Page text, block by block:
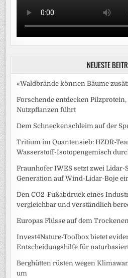
NEUESTE
«Waldbrände können Bäume
Forschende entdecken
Nutzpflanzen führt
Dem Schneckenschleim auf der
Tritium im Quantensieb: HZDR-
Wasserstoff-Isotopengemisch
Fraunhofer IWES setzt zwei Lidar-
Generation auf Wind-Lidar-Boje
Den CO2-Fußabdruck eines
vergleichbar und verständlich
Europas Flüsse auf dem
Invest4Nature-Toolbox bietet
Entscheidungshilfe für
Berghütten rüsten wegen
um